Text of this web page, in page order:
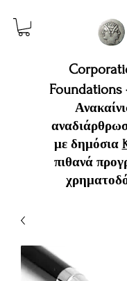
Foundations
με δημόσια
πιθανά